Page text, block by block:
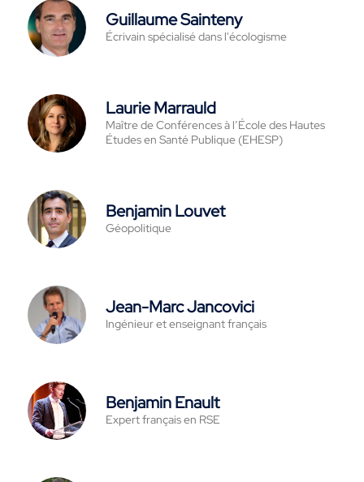
Guillaume Sainteny
Écrivain spécialisé dans l'écologisme
Laurie Marrauld
Maître de Conférences à l’École des Hautes
Études en Santé Publique (EHESP)
Benjamin Louvet
Géopolitique
Jean-Marc Jancovici
Ingénieur et enseignant français
Benjamin Enault
Expert français en RSE